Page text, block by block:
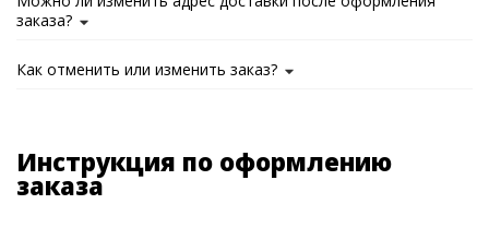
заказа?
Как отменить или изменить заказ?
Инструкция по оформлению
заказа